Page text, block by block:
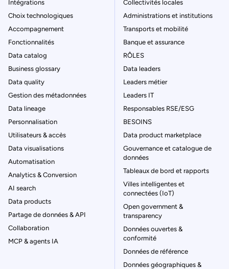
Intégrations
Choix technologiques
Accompagnement
Fonctionnalités
Data catalog
Business glossary
Data quality
Gestion des métadonnées
Data lineage
Personnalisation
Utilisateurs & accès
Data visualisations
Automatisation
Analytics & Conversion
AI search
Data products
Partage de données & API
Collaboration
MCP & agents IA
Collectivités locales
Administrations et institutions
Transports et mobilité
Banque et assurance
RÔLES
Data leaders
Leaders métier
Leaders IT
Responsables RSE/ESG
BESOINS
Data product marketplace
Gouvernance et catalogue de
données
Tableaux de bord et rapports
Villes intelligentes et
connectées (IoT)
Open government &
transparency
Données ouvertes &
conformité
Données de référence
Données géographiques &